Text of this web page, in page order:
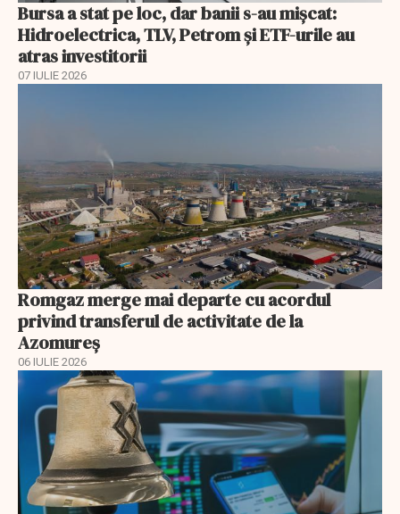
Bursa a stat pe loc, dar banii s-au mișcat:
Hidroelectrica, TLV, Petrom și ETF-urile au
atras investitorii
07 IULIE 2026
Romgaz merge mai departe cu acordul
privind transferul de activitate de la
Azomureș
06 IULIE 2026